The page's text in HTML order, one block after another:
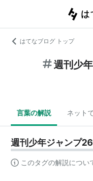
はてなブログ トップ
週刊少
言葉の解説 ネット
週刊少年ジャンプ
このタグの解説につい